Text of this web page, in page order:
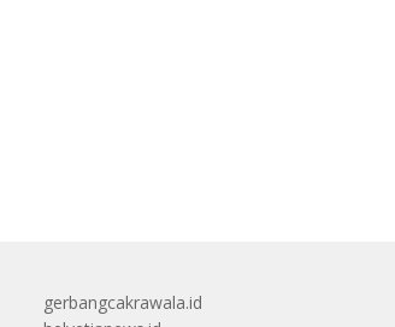
gerbangcakrawala.id